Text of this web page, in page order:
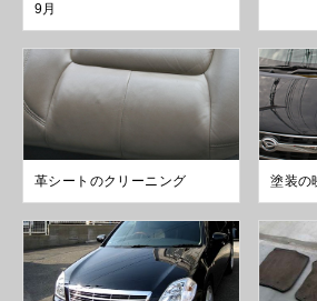
9月
革シートのクリーニング 塗装の